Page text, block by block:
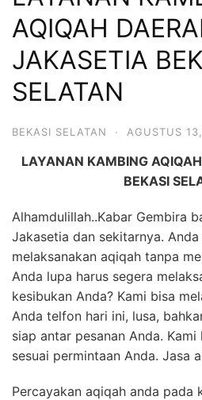
AQIQAH
JAKASETIA
SELATAN
BEKASI SELATAN · AGUSTUS
LAYANAN KAMBING
BEKASI
Alhamdulillah..Kabar Gembira
Jakasetia dan sekitarnya.
melaksanakan aqiqah tanpa
Anda lupa harus segera
kesibukan Anda? Kami bisa
Anda telfon hari ini, lusa,
siap antar pesanan Anda.
sesuai permintaan Anda. Jasa
Percayakan aqiqah anda pada